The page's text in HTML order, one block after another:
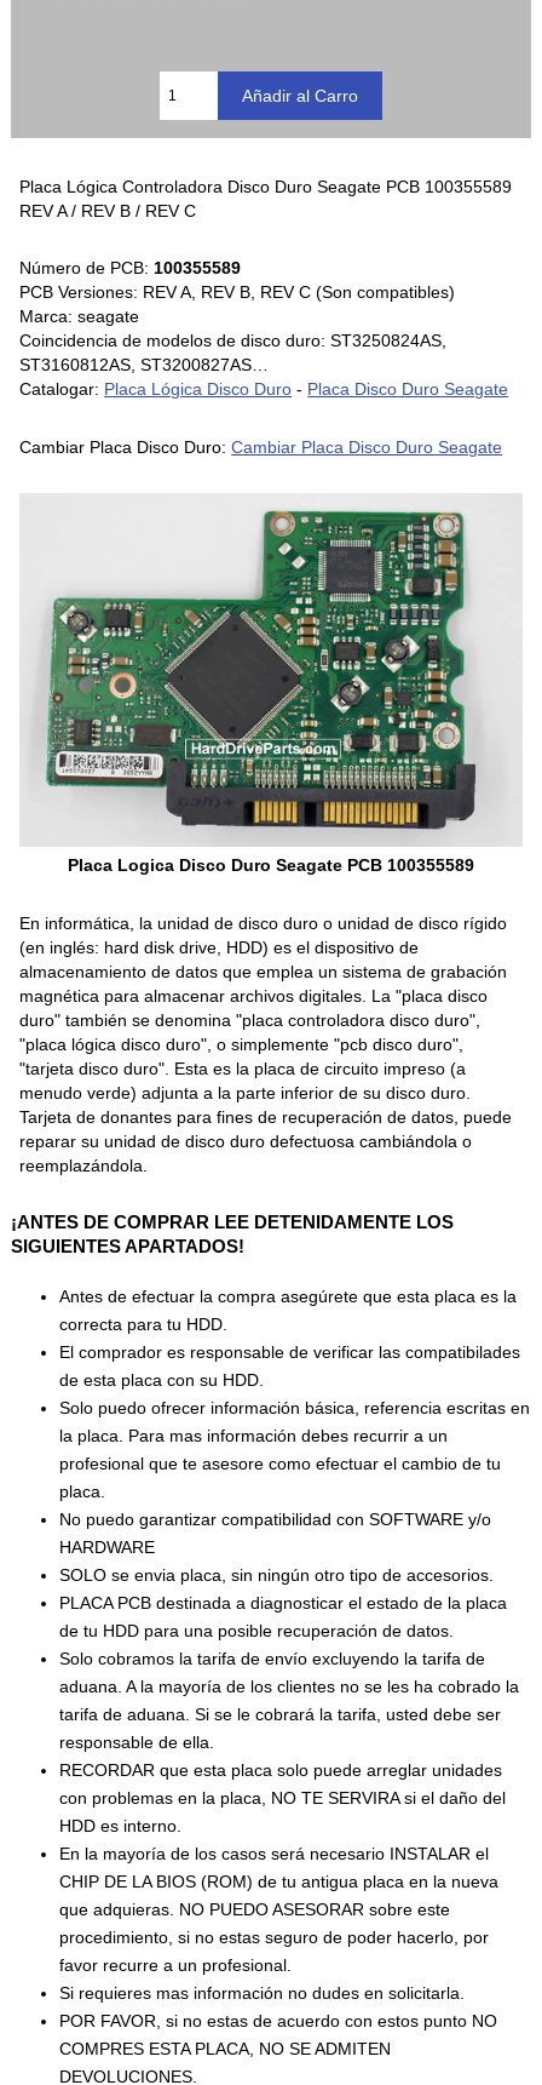
Placa Lógica Controladora Disco Duro Seagate PCB 100355589
REV A / REV B / REV C
Número de PCB:100355589
PCB Versiones: REV A, REV B, REV C (Son compatibles)
Marca: seagate
Coincidencia de modelos de disco duro: ST3250824AS,
ST3160812AS, ST3200827AS…
Catalogar: Placa Lógica Disco Duro - Placa Disco Duro Seagate
Cambiar Placa Disco Duro:Cambiar Placa Disco Duro Seagate
Placa Logica Disco Duro Seagate PCB 100355589
En informática, la unidad de disco duro o unidad de disco rígido
(en inglés: hard disk drive, HDD) es el dispositivo de
almacenamiento de datos que emplea un sistema de grabación
magnética para almacenar archivos digitales. La "placa disco
duro" también se denomina "placa controladora disco duro",
"placa lógica disco duro", o simplemente "pcb disco duro",
"tarjeta disco duro". Esta es la placa de circuito impreso (a
menudo verde) adjunta a la parte inferior de su disco duro.
Tarjeta de donantes para fines de recuperación de datos, puede
reparar su unidad de disco duro defectuosa cambiándola o
reemplazándola.
¡ANTES DE COMPRAR LEE DETENIDAMENTE LOS
SIGUIENTES APARTADOS!
Antes de efectuar la compra asegúrete que esta placa es la
correcta para tu HDD.
El comprador es responsable de verificar las compatibilades
de esta placa con su HDD.
Solo puedo ofrecer información básica, referencia escritas en
la placa. Para mas información debes recurrir a un
profesional que te asesore como efectuar el cambio de tu
placa.
No puedo garantizar compatibilidad con SOFTWARE y/o
HARDWARE
SOLO se envia placa, sin ningún otro tipo de accesorios.
PLACA PCB destinada a diagnosticar el estado de la placa
de tu HDD para una posible recuperación de datos.
Solo cobramos la tarifa de envío excluyendo la tarifa de
aduana. A la mayoría de los clientes no se les ha cobrado la
tarifa de aduana. Si se le cobrará la tarifa, usted debe ser
responsable de ella.
RECORDAR que esta placa solo puede arreglar unidades
con problemas en la placa, NO TE SERVIRA si el daño del
HDD es interno.
En la mayoría de los casos será necesario INSTALAR el
CHIP DE LA BIOS (ROM) de tu antigua placa en la nueva
que adquieras. NO PUEDO ASESORAR sobre este
procedimiento, si no estas seguro de poder hacerlo, por
favor recurre a un profesional.
Si requieres mas información no dudes en solicitarla.
POR FAVOR, si no estas de acuerdo con estos punto NO
COMPRES ESTA PLACA, NO SE ADMITEN
DEVOLUCIONES.